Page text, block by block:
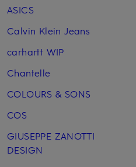
ASICS
Calvin Klein Jeans
carhartt WIP
Chantelle
COLOURS & SONS
COS
GIUSEPPE ZANOTTI
DESIGN